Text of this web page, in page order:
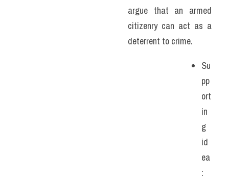
argue that an armed
citizenry can act as a
deterrent to crime.
Su
pp
ort
in
g
id
ea
: